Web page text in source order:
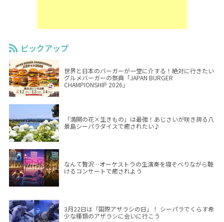
ピックアップ
世界と日本のバーガーが一堂に介する！絶対に行きたい
グルメバーガーの祭典「JAPAN BURGER
CHAMPIONSHIP 2026」
「満開の花×生きもの」は最強！あじさいが咲き誇る八
景島シーパラダイスで癒されたい♪
なんて贅沢…オーケストラの生演奏を寝そべりながら聴
けるコンサートで癒されよう
3月22日は「国際アザラシの日」！ シーパラでくらす希
少な種類のアザラシに会いに行こう